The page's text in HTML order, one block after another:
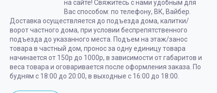
на сайте! Свяжитесь с нами удобным для
Вас способом: по телефону, ВК, Вайбер.
Доставка осуществляется до подъезда дома, калитки/
ворот частного дома, при условии беспрепятственного
подъезда до указанного места. Подъем на этаж/занос
товара в частный дом, пронос за одну единицу товара
начинается от 150р до 1000р, в зависимости от габаритов и
веса товара и оговаривается после оформления заказа. По
будням с 18:00 до 20:00, в выходные с 16:00 до 18:00.